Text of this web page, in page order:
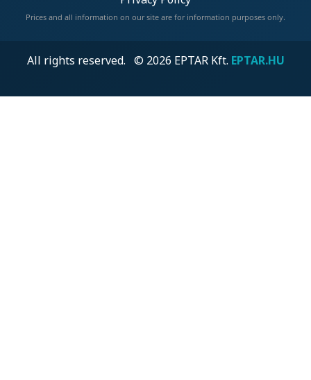
Prices and all information on our site are for information purposes only.
All rights reserved. © 2026 EPTAR Kft. EPTAR.HU